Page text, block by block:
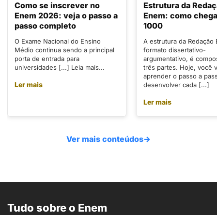
Como se inscrever no
Enem 2026: veja o passo a
passo completo
O Exame Nacional do Ensino
Médio continua sendo a principal
porta de entrada para
universidades [...] Leia mais...
Ler mais
Estrutura da
Enem: como
1000
A estrutura da Redação
formato dissertativo-
argumentativo, é
três partes. Hoje, você
aprender o passo a
desenvolver cada [...]
Ler mais
Ver mais conteúdos→
Tudo sobre o Enem